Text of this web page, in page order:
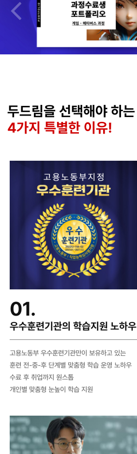
두드림을 선택해야 하는
4가지 특별한 이유!
01.
우수훈련기관의 학습지원 노하우
고용노동부 우수훈련기관만이 보유하고 있는
훈련 전-중-후 단계별 맞춤형 학습 운영 노하우
수료 후 취업까지 원스톱
개인별 맞춤형 눈높이 학습 지원